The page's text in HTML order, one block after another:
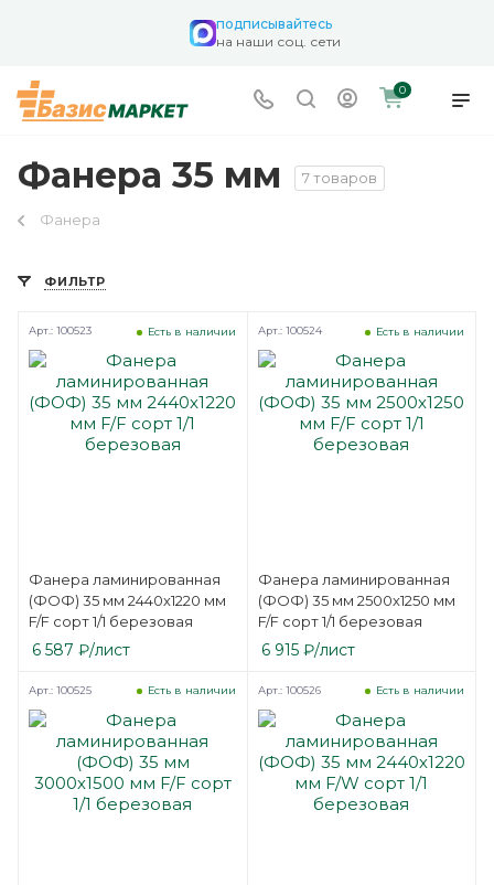
подписывайтесь
на наши соц. сети
0
Фанера 35 мм 7 товаров
Фанера
ФИЛЬТР
Фанера ламинированная
(ФОФ) 35 мм 2440х1220 мм
F/F сорт 1/1 березовая
Есть в наличии
Арт.: 100523
6 587 ₽/лист
Фанера ламинированная
(ФОФ) 35 мм 2500х1250 мм
F/F сорт 1/1 березовая
Есть в наличии
Арт.: 100524
6 915₽/лист
Есть в наличии
Арт.: 100525 Есть в наличии
Арт.: 100526